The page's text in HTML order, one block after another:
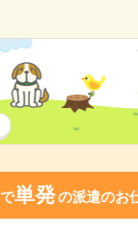
で単発の派遣のお